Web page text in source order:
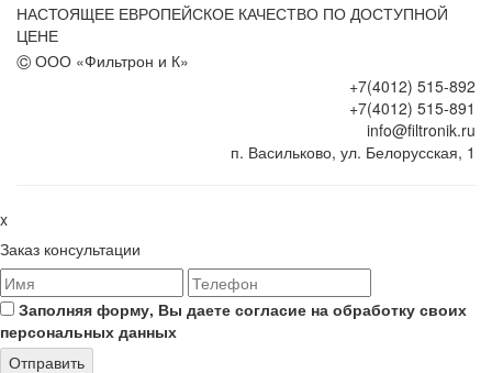
НАСТОЯЩЕЕ ЕВРОПЕЙСКОЕ КАЧЕСТВО ПО ДОСТУПНОЙ
ЦЕНЕ
© ООО «Фильтрон и К»
+7(4012) 515-892
+7(4012) 515-891
info@filtronik.ru
п. Васильково, ул. Белорусская, 1
x
Заказ консультации
Заполняя форму, Вы даете согласие на обработку своих
персональных данных